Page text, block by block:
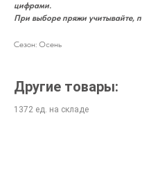
цифрами.
При выборе пряжи учитывайте,
Сезон: Осень
Другие товары: